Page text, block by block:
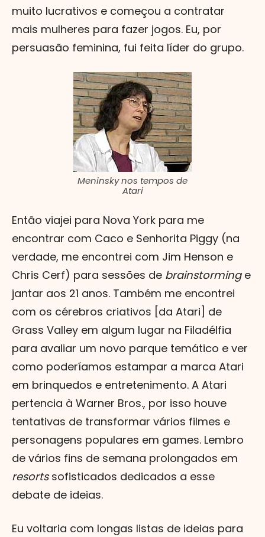
muito lucrativos e começou a contratar
mais mulheres para fazer jogos. Eu, por
persuasão feminina, fui feita líder do grupo.
Meninsky nos tempos de
Atari
Então viajei para Nova York para me
encontrar com Caco e Senhorita Piggy (na
verdade, me encontrei com Jim Henson e
Chris Cerf) para sessões de brainstorminge
jantar aos 21 anos. Também me encontrei
com os cérebros criativos [da Atari] de
Grass Valley em algum lugar na Filadélfia
para avaliar um novo parque temático e ver
como poderíamos estampar a marca Atari
em brinquedos e entretenimento. A Atari
pertencia à Warner Bros., por isso houve
tentativas de transformar vários filmes e
personagens populares em games. Lembro
de vários fins de semana prolongados em
resortssofisticados dedicados a esse
debate de ideias.
Eu voltaria com longas listas de ideias para